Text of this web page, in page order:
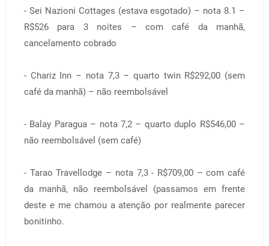
- Sei Nazioni Cottages (estava esgotado) – nota 8.1 –
R$526 para 3 noites – com café da manhã,
cancelamento cobrado
- Chariz Inn – nota 7,3 – quarto twin R$292,00 (sem
café da manhã) – não reembolsável
- Balay Paragua – nota 7,2 – quarto duplo R$546,00 –
não reembolsável (sem café)
- Tarao Travellodge – nota 7,3 - R$709,00 – com café
da manhã, não reembolsável (passamos em frente
deste e me chamou a atenção por realmente parecer
bonitinho.